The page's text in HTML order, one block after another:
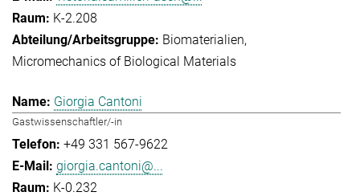
K-2.208
Biomaterialien
Micromechanics of Biological Materials
Giorgia Cantoni
Gastwissenschaftler/-in
+49 331 567-9622
giorgia.cantoni@...
K-0.232